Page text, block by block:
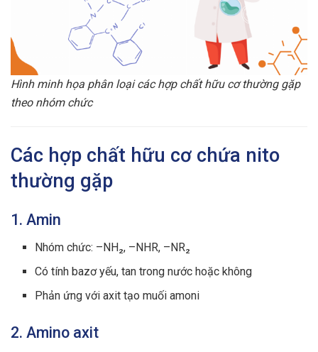
Hình minh họa phân loại các hợp chất hữu cơ thường gặp
theo nhóm chức
Các hợp chất hữu cơ chứa nito
thường gặp
1. Amin
Nhóm chức: –NH₂, –NHR, –NR₂
Có tính bazơ yếu, tan trong nước hoặc không
Phản ứng với axit tạo muối amoni
2. Amino axit